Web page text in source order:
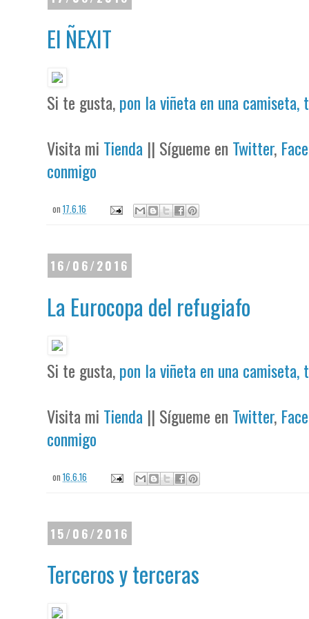
El ÑEXIT
Si te gusta,pon la viñeta en una camiseta,
Visita mi Tienda || Sígueme en Twitter,
conmigo
on17.6.16
16/06/2016
La Eurocopa del refugiafo
Si te gusta,pon la viñeta en una camiseta,
Visita mi Tienda || Sígueme en Twitter,
conmigo
on16.6.16
15/06/2016
Terceros y terceras